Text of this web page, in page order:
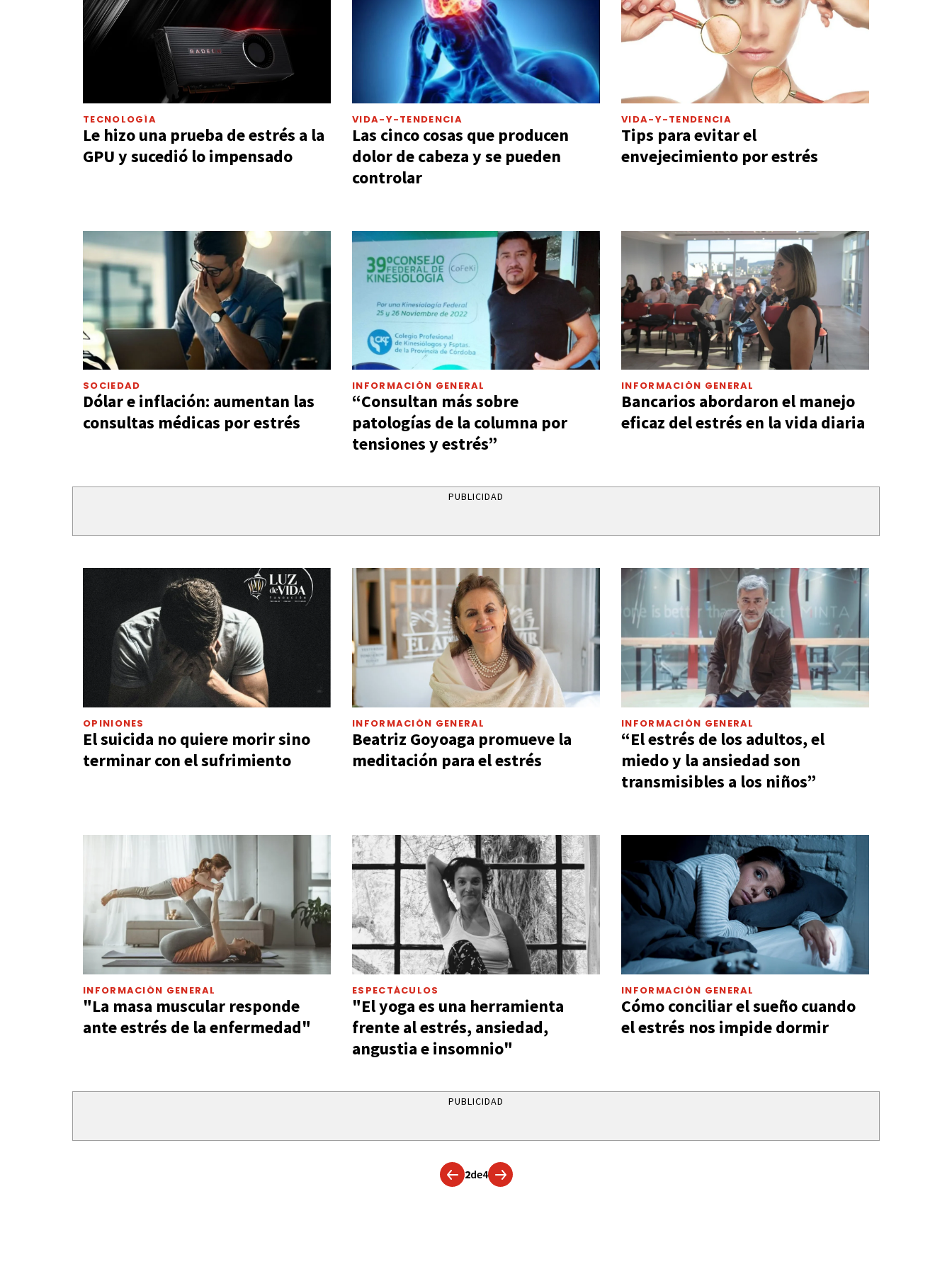
TECNOLOGÍA
Le hizo una prueba de estrés a la
GPU y sucedió lo impensado
VIDA-Y-TENDENCIA
Las cinco cosas que producen
dolor de cabeza y se pueden
controlar
VIDA-Y-TENDENCIA
Tips para evitar el
envejecimiento por estrés
SOCIEDAD
Dólar e inflación: aumentan las
consultas médicas por estrés
INFORMACIÓN GENERAL
“Consultan más sobre
patologías de la columna por
tensiones y estrés”
INFORMACIÓN GENERAL
Bancarios abordaron el manejo
eficaz del estrés en la vida diaria
PUBLICIDAD
OPINIONES
El suicida no quiere morir sino
terminar con el sufrimiento
INFORMACIÓN GENERAL
Beatriz Goyoaga promueve la
meditación para el estrés
INFORMACIÓN GENERAL
“El estrés de los adultos, el
miedo y la ansiedad son
transmisibles a los niños”
INFORMACIÓN GENERAL
"La masa muscular responde
ante estrés de la enfermedad"
ESPECTÁCULOS
"El yoga es una herramienta
frente al estrés, ansiedad,
angustia e insomnio"
INFORMACIÓN GENERAL
Cómo conciliar el sueño cuando
el estrés nos impide dormir
PUBLICIDAD
2de4